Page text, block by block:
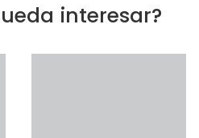
interesar?